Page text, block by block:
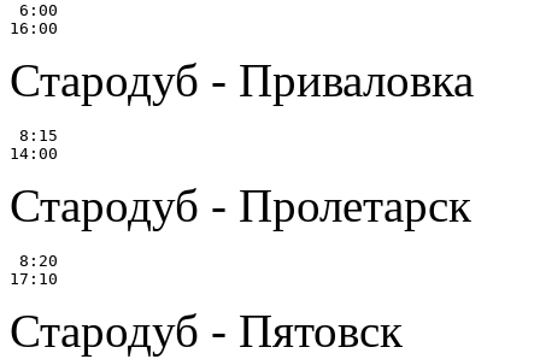
6:00
Стародуб - Приваловка
8:15
Стародуб - Пролетарск
8:20
Стародуб - Пятовск